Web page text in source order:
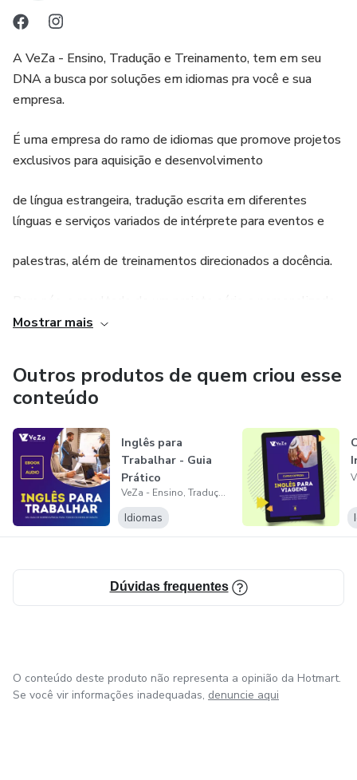
A VeZa - Ensino, Tradução e Treinamento, tem em seu
DNA a busca por soluções em idiomas pra você e sua
empresa.
É uma empresa do ramo de idiomas que promove projetos
exclusivos para aquisição e desenvolvimento
de língua estrangeira, tradução escrita em diferentes
línguas e serviços variados de intérprete para eventos e
palestras, além de treinamentos direcionados a docência.
traz satisfação e a certeza de estar no caminho certo, pois
comprometimento é com o seu aprendizado.
Valores
Aprendizado constante e mútuo
Respeito
Colaboração
Mostrar mais
Outros produtos de quem criou esse
conteúdo
Inglês para
Trabalhar - Guia
Prático
VeZa - Ensino, Tradução e Treinamento
Idiomas
Dúvidas frequentes
O conteúdo deste produto não representa a opinião da Hotmart.
Se você vir informações inadequadas, denuncie aqui